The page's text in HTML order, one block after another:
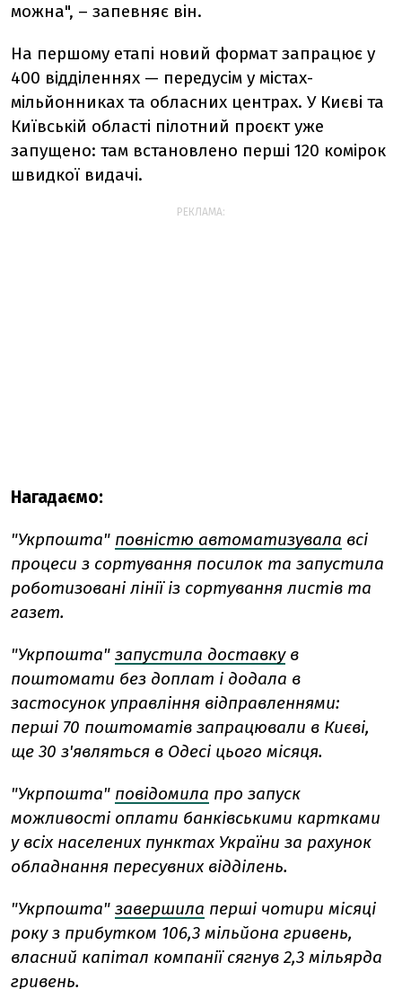
можна", – запевняє він.
На першому етапі новий формат запрацює у
400 відділеннях — передусім у містах-
мільйонниках та обласних центрах. У Києві та
Київській області пілотний проєкт уже
запущено: там встановлено перші 120 комірок
швидкої видачі.
РЕКЛАМА:
Нагадаємо:
"Укрпошта" повністю автоматизувала всі
процеси з сортування посилок та запустила
роботизовані лінії із сортування листів та
газет.
"Укрпошта" запустила доставку в
поштомати без доплат і додала в
застосунок управління відправленнями:
перші 70 поштоматів запрацювали в Києві,
ще 30 з'являться в Одесі цього місяця.
"Укрпошта" повідомила про запуск
можливості оплати банківськими картками
у всіх населених пунктах України за рахунок
обладнання пересувних відділень.
"Укрпошта" завершила перші чотири місяці
року з прибутком 106,3 мільйона гривень,
власний капітал компанії сягнув 2,3 мільярда
гривень.